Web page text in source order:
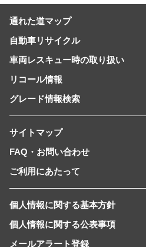
通れた道マップ
自動車リサイクル
車両レスキュー時の取り扱い
リコール情報
グレード情報検索
サイトマップ
FAQ・お問い合わせ
ご利用にあたって
個人情報に関する基本方針
個人情報に関する公表事項
メールアラート登録